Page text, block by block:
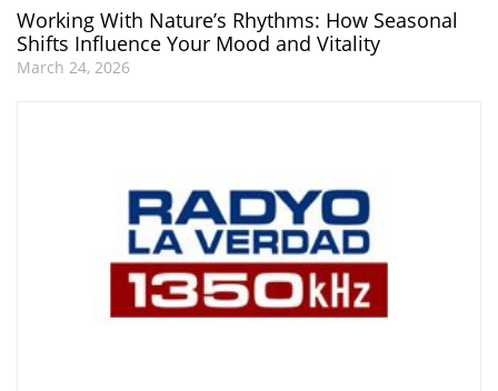
Working With Nature’s Rhythms: How Seasonal
Shifts Influence Your Mood and Vitality
March 24, 2026